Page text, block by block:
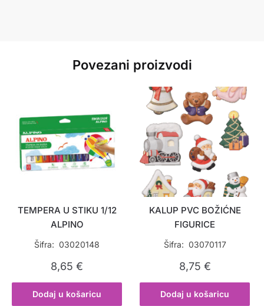
Povezani proizvodi
TEMPERA U STIKU 1/12
ALPINO
Šifra: 03020148
8,65€
Dodaj u košaricu
KALUP PVC BOŽIĆNE
FIGURICE
Šifra: 03070117
8,75 €
Dodaj u košaricu